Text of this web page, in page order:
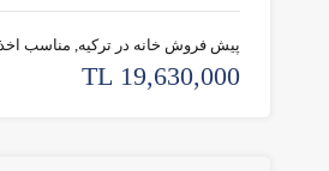
پیش فروش خانه در ترکیه, مناسب
19,630,000 TL